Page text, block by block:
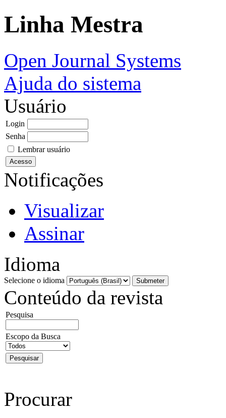
Linha Mestra
Open Journal Systems
Ajuda do sistema
Usuário
Login
Senha
Lembrar usuário
Notificações
Visualizar
Assinar
Idioma
Selecione o idioma
Conteúdo da revista
Pesquisa
Escopo da Busca
Procurar